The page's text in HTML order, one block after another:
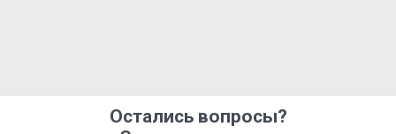
Остались вопросы?